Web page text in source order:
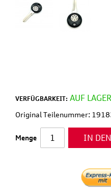
VERFÜGBARKEIT: AUF LAGER
Original Teilenummer:
Menge IN